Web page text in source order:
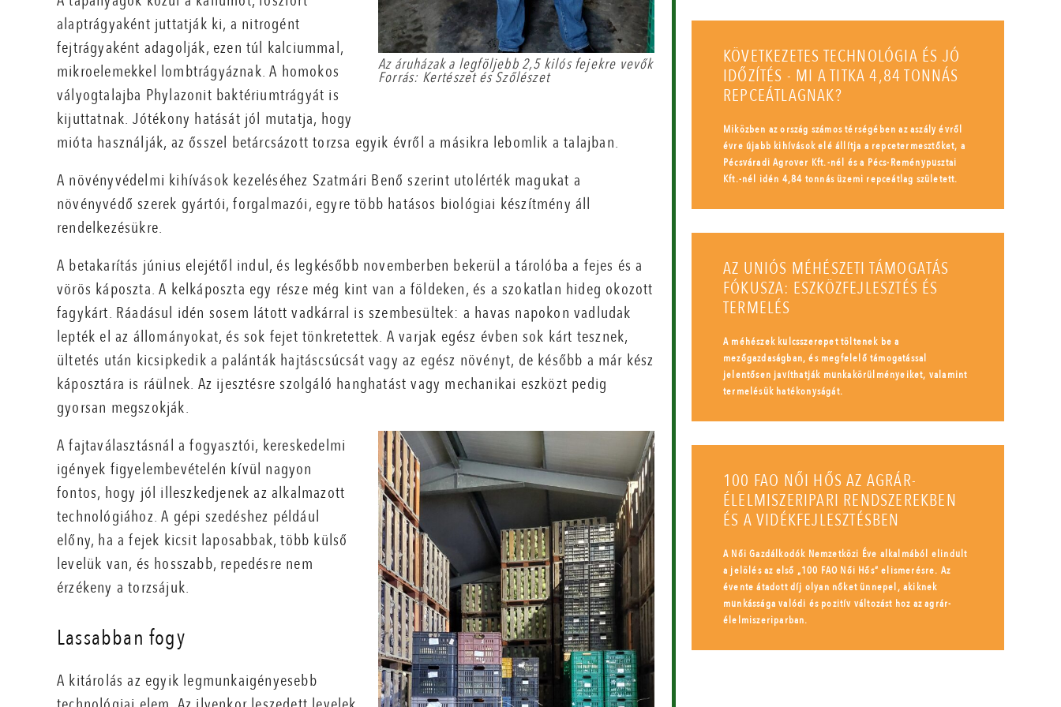
Az áruházak a legföljebb 2,5 kilós fejekre vevők
Forrás: Kertészet és Szőlészet
alaptrágyaként juttatják ki, a nitrogént
fejtrágyaként adagolják, ezen túl kalcium­mal,
mikroelemekkel lombtrágyáznak. A homokos
vályogtalajba Phylazonit baktériumtrágyát is
kijuttatnak. Jótékony hatását jól mutatja, hogy
mióta használják, az ősszel betárcsázott torzsa egyik évről a másikra lebomlik a talajban.
A növényvédelmi kihívások kezeléséhez Szatmári Benő szerint utolérték magukat a
növényvédő szerek gyártói, forgalmazói, egyre több hatásos biológiai készítmény áll
rendelkezésükre.
A betakarítás június elejétől indul, és legkésőbb novemberben bekerül a tárolóba a fejes és a
vörös káposzta. A kelkáposzta egy része még kint van a földeken, és a szokatlan hideg okozott
fagykárt. Ráadásul idén sosem látott vadkárral is szembesültek: a havas napokon vadludak
lepték el az állományokat, és sok fejet tönkretettek. A varjak egész évben sok kárt tesznek,
ültetés után kicsipkedik a palánták hajtáscsúcsát vagy az egész növényt, de később a már kész
káposztára is ráülnek. Az ijesztésre szolgáló hanghatást vagy mechanikai eszközt pedig
gyorsan megszokják.
A fajtaválasztásnál a fogyasztói, kereskedelmi
igények figyelembevételén kívül nagyon
fontos, hogy jól illeszkedjenek az alkalmazott
technológiához. A gépi szedéshez például
előny, ha a fejek kicsit laposabbak, több külső
levelük van, és hosszabb, repedésre nem
érzékeny a torzsájuk.
Lassabban fogy
A kitárolás az egyik legmunkaigényesebb
KÖVETKEZETES TECHNOLÓGIA ÉS JÓ
IDŐZÍTÉS - MI A TITKA 4,84 TONNÁS
REPCEÁTLAGNAK?
Miközben az ország számos térségében az aszály évről
évre újabb kihívások elé állítja a repcetermesztőket, a
Pécsváradi Agrover Kft.-nél és a Pécs-Reménypusztai
Kft.-nél idén 4,84 tonnás üzemi repceátlag született.
AZ UNIÓS MÉHÉSZETI TÁMOGATÁS
FÓKUSZA: ESZKÖZFEJLESZTÉS ÉS
TERMELÉS
A méhészek kulcsszerepet töltenek be a
mezőgazdaságban, és megfelelő támogatással
jelentősen javíthatják munkakörülményeiket, valamint
termelésük hatékonyságát.
100 FAO NŐI HŐS AZ AGRÁR-
ÉLELMISZERIPARI RENDSZEREKBEN
ÉS A VIDÉKFEJLESZTÉSBEN
A Női Gazdálkodók Nemzetközi Éve alkalmából elindult
a jelölés az első „100 FAO Női Hős” elismerésre. Az
évente átadott díj olyan nőket ünnepel, akiknek
munkássága valódi és pozitív változást hoz az agrár-
élelmiszeriparban.